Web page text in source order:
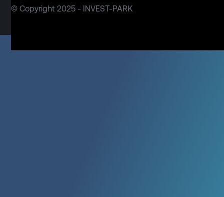
© Copyright 2025 - INVEST-PARK